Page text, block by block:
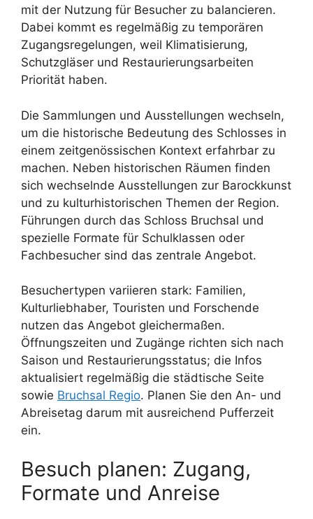
mit der Nutzung für Besucher zu balancieren.
Dabei kommt es regelmäßig zu temporären
Zugangsregelungen, weil Klimatisierung,
Schutzgläser und Restaurierungsarbeiten
Priorität haben.
Die Sammlungen und Ausstellungen wechseln,
um die historische Bedeutung des Schlosses in
einem zeitgenössischen Kontext erfahrbar zu
machen. Neben historischen Räumen finden
sich wechselnde Ausstellungen zur Barockkunst
und zu kulturhistorischen Themen der Region.
Führungen durch das Schloss Bruchsal und
spezielle Formate für Schulklassen oder
Fachbesucher sind das zentrale Angebot.
Besuchertypen variieren stark: Familien,
Kulturliebhaber, Touristen und Forschende
nutzen das Angebot gleichermaßen.
Öffnungszeiten und Zugänge richten sich nach
Saison und Restaurierungsstatus; die Infos
aktualisiert regelmäßig die städtische Seite
sowie Bruchsal Regio. Planen Sie den An- und
Abreisetag darum mit ausreichend Pufferzeit
ein.
Besuch planen: Zugang,
Formate und Anreise